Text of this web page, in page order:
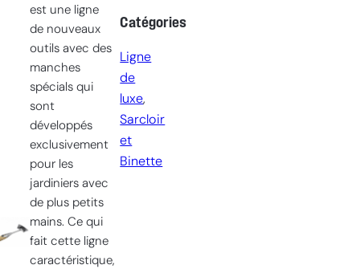
est une ligne
de nouveaux
outils avec des
manches
spécials qui
sont
développés
exclusivement
pour les
jardiniers avec
de plus petits
mains. Ce qui
fait cette ligne
caractéristique,
Catégories
Ligne
de
luxe
Sarcloir
et
Binette